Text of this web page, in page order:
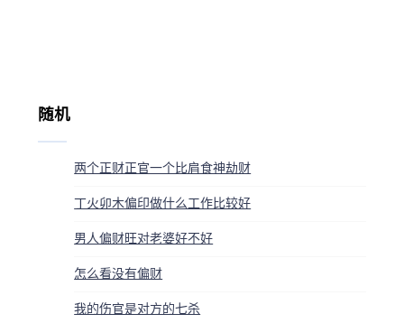
随机
两个正财正官一个比肩食神劫财
丁火卯木偏印做什么工作比较好
男人偏财旺对老婆好不好
怎么看没有偏财
我的伤官是对方的七杀